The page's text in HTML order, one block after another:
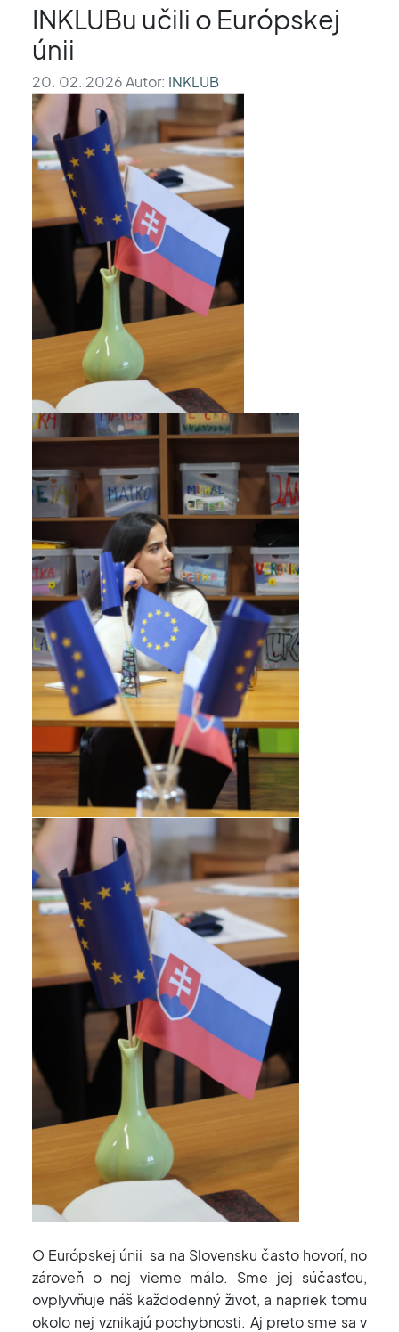
INKLUBu učili o Európskej
únii
20. 02. 2026 Autor: INKLUB
O Európskej únii sa na Slovensku často hovorí, no
zároveň o nej vieme málo. Sme jej súčasťou,
ovplyvňuje náš každodenný život, a napriek tomu
okolo nej vznikajú pochybnosti. Aj preto sme sa v